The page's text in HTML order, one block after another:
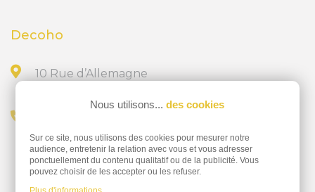
Decoho
10 Rue d’Allemagne
02 28 23 15 32
Nous utilisons... des cookies
Sur ce site, nous utilisons des cookies pour mesurer notre
audience, entretenir la relation avec vous et vous adresser
ponctuellement du contenu qualitatif ou de la publicité. Vous
pouvez choisir de les accepter ou les refuser.